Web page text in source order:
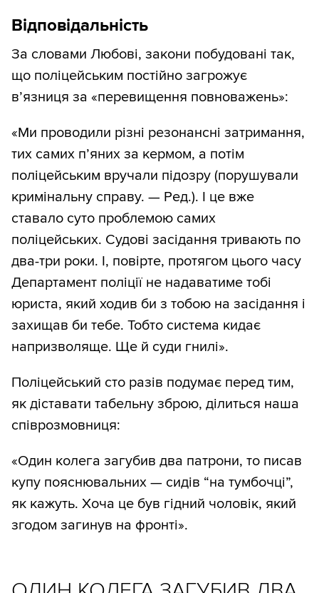
Відповідальність
За словами Любові, закони побудовані так,
що поліцейським постійно загрожує
в’язниця за «перевищення повноважень»:
«Ми проводили різні резонансні затримання,
тих самих п’яних за кермом, а потім
поліцейським вручали підозру (порушували
кримінальну справу. — Ред.). І це вже
ставало суто проблемою самих
поліцейських. Судові засідання тривають по
два-три роки. І, повірте, протягом цього часу
Департамент поліції не надаватиме тобі
юриста, який ходив би з тобою на засідання і
захищав би тебе. Тобто система кидає
напризволяще. Ще й суди гнилі».
Поліцейський сто разів подумає перед тим,
як діставати табельну зброю, ділиться наша
співрозмовниця:
«Один колега загубив два патрони, то писав
купу пояснювальних — сидів “на тумбочці”,
як кажуть. Хоча це був гідний чоловік, який
згодом загинув на фронті».